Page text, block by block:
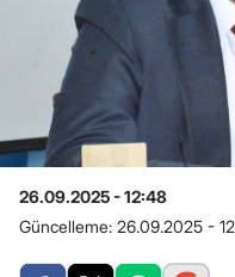
26.09.2025 - 12:48
Güncelleme: 26.09.2025 -